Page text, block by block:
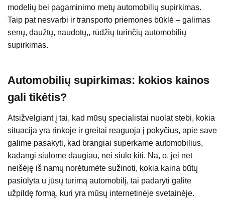
modelių bei pagaminimo metų automobilių supirkimas.
Taip pat nesvarbi ir transporto priemonės būklė – galimas
senų, daužtų, naudotų,, rūdžių turinčių automobilių
supirkimas.
Automobilių supirkimas: kokios kainos
gali tikėtis?
Atsižvelgiant į tai, kad mūsų specialistai nuolat stebi, kokia
situacija yra rinkoje ir greitai reaguoja į pokyčius, apie save
galime pasakyti, kad brangiai superkame automobilius,
kadangi siūlome daugiau, nei siūlo kiti. Na, o, jei net
neišėję iš namų norėtumėte sužinoti, kokia kaina būtų
pasiūlyta u jūsų turimą automobilį, tai padaryti galite
užpildę formą, kuri yra mūsų internetinėje svetainėje.